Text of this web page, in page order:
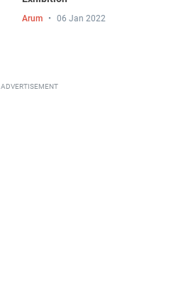
Arum 06 Jan 2022
ADVERTISEMENT